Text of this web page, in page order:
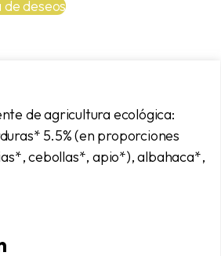
deseos
de agricultura ecológica:
5.5% (en proporciones
cebollas*, apio*), albahaca*,